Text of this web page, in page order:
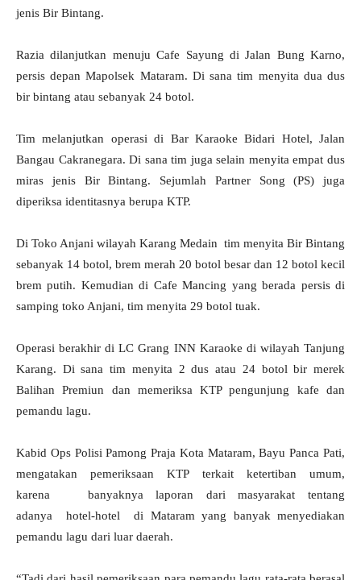
jenis Bir Bintang.
Razia dilanjutkan menuju Cafe Sayung di Jalan Bung Karno,
persis depan Mapolsek Mataram. Di sana tim menyita dua dus
bir bintang atau sebanyak 24 botol.
Tim melanjutkan operasi di Bar Karaoke Bidari Hotel, Jalan
Bangau Cakranegara. Di sana tim juga selain menyita empat dus
miras jenis Bir Bintang. Sejumlah Partner Song (PS) juga
diperiksa identitasnya berupa KTP.
Di Toko Anjani wilayah Karang Medain tim menyita Bir Bintang
sebanyak 14 botol, brem merah 20 botol besar dan 12 botol kecil
brem putih. Kemudian di Cafe Mancing yang berada persis di
samping toko Anjani, tim menyita 29 botol tuak.
Operasi berakhir di LC Grang INN Karaoke di wilayah Tanjung
Karang. Di sana tim menyita 2 dus atau 24 botol bir merek
Balihan Premiun dan memeriksa KTP pengunjung kafe dan
pemandu lagu.
Kabid Ops Polisi Pamong Praja Kota Mataram, Bayu Panca Pati,
mengatakan pemeriksaan KTP terkait ketertiban umum,
karena banyaknya laporan dari masyarakat tentang
adanya hotel-hotel di Mataram yang banyak menyediakan
pemandu lagu dari luar daerah.